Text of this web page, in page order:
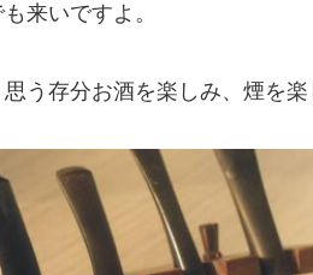
来いですよ。
う存分お酒を楽しみ、煙を楽